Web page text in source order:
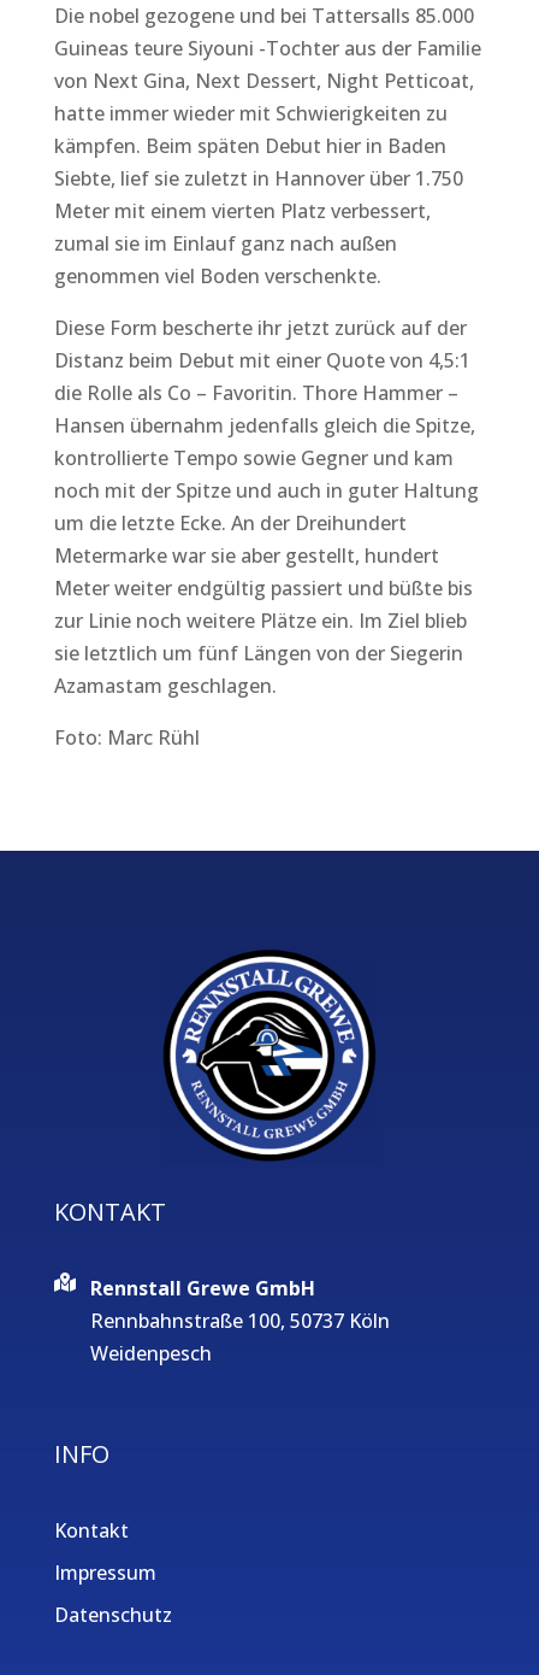
Die nobel gezogene und bei Tattersalls 85.000
Guineas teure Siyouni -Tochter aus der Familie
von Next Gina, Next Dessert, Night Petticoat,
hatte immer wieder mit Schwierigkeiten zu
kämpfen. Beim späten Debut hier in Baden
Siebte, lief sie zuletzt in Hannover über 1.750
Meter mit einem vierten Platz verbessert,
zumal sie im Einlauf ganz nach außen
genommen viel Boden verschenkte.
Diese Form bescherte ihr jetzt zurück auf der
Distanz beim Debut mit einer Quote von 4,5:1
die Rolle als Co – Favoritin. Thore Hammer –
Hansen übernahm jedenfalls gleich die Spitze,
kontrollierte Tempo sowie Gegner und kam
noch mit der Spitze und auch in guter Haltung
um die letzte Ecke. An der Dreihundert
Metermarke war sie aber gestellt, hundert
Meter weiter endgültig passiert und büßte bis
zur Linie noch weitere Plätze ein. Im Ziel blieb
sie letztlich um fünf Längen von der Siegerin
Azamastam geschlagen.
Foto: Marc Rühl
KONTAKT
Rennstall Grewe GmbH
Rennbahnstraße 100, 50737 Köln
Weidenpesch
INFO
Kontakt
Impressum
Datenschutz